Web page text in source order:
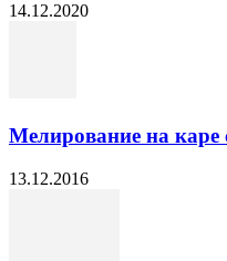
14.12.2020
Мелирование на каре
13.12.2016